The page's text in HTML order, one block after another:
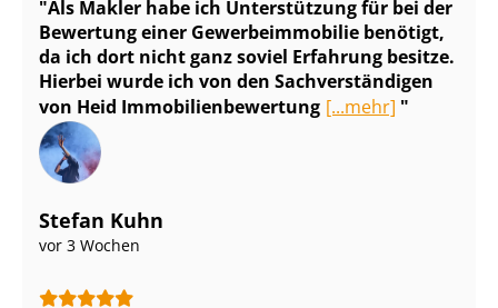
Als Makler habe ich Unterstützung für bei der
Bewertung einer Ge­wer­be­im­mo­bi­lie benötigt,
da ich dort nicht ganz soviel Erfahrung besitze.
Hierbei wurde ich von den Sach­ver­stän­di­gen
von Heid Im­mo­bi­li­en­be­wer­tung [...mehr]
Stefan Kuhn
vor 3 Wochen